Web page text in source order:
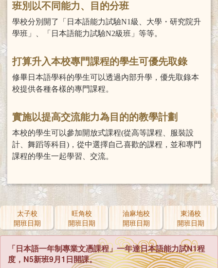
班別以不同能力、目的分班
學校分別開了「日本語能力試驗N1級、大學・研究院升
學班」、「日本語能力試驗N2級班」等等。
打算升入本校專門課程的學生可優先取錄
修畢日本語學科的學生可以透過內部升學，優先取錄本
校提供各種各樣的專門課程。
實施以提高交流能力為目的的教學計劃
本校的學生可以參加開放式課程(從高等課程、服裝設
計、舞蹈等科目)，從中選擇自己喜歡的課程，並和專門
課程的學生一起學習、交流。
太子校
開班日期
旺角校
開班日期
油麻地校
開班日期
東涌校
開班日期
「日本語一年制專業文憑課程」一年達日本語能力試N1程
度，N5新班9月1日開課。